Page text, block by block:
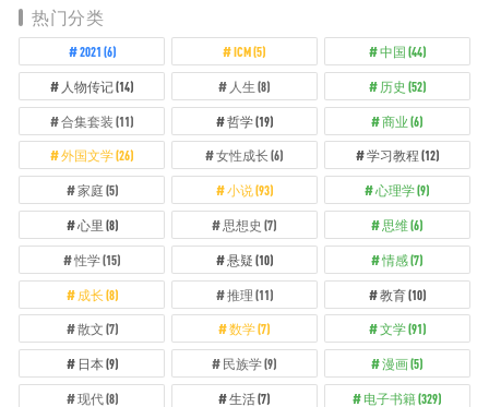
热门分类
2021 (6) ICM(5) 中国 (44)
人物传记(14) 人生 (8) 历史 (52)
合集套装 (11) 哲学(19) 商业 (6)
外国文学(26) 女性成长 (6) 学习教程 (12)
家庭 (5) 小说(93) 心理学(9)
心里 (8) 思想史 (7) 思维(6)
性学(15) 悬疑 (10) 情感(7)
成长 (8) 推理 (11) 教育(10)
散文 (7) 数学(7) 文学(91)
日本(9) 民族学(9) 漫画(5)
现代(8) 生活(7) 电子书籍(329)